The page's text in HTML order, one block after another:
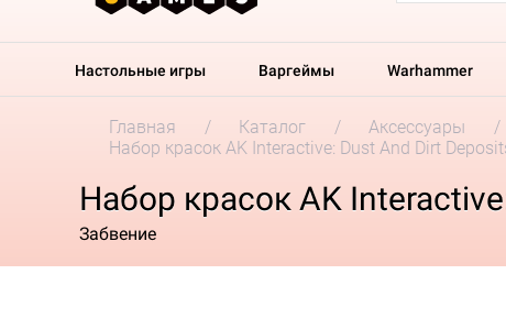
Настольные игры Варгеймы Warhammer
Главная Каталог Аксессуары
Набор красок AK Interactive: Dust And Dirt
Набор красок AK
Забвение